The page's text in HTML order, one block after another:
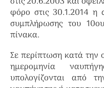
φόρο στις 30.1.2014 η
συμπλήρωσης του
πίνακα.
Σε περίπτωση κατά την
ημερομηνία
υπολογίζονται από